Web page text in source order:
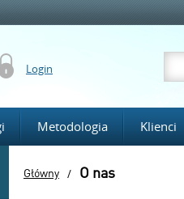
Login
Metodologia Klienci
Główny / O nas